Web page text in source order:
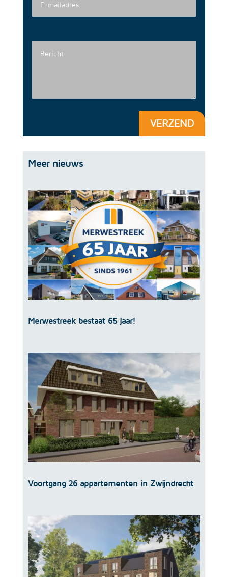
VERZEND
Meer nieuws
Merwestreek bestaat 65 jaar!
Voortgang 26 appartementen in Zwijndrecht